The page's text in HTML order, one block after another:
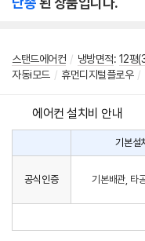
스탠드에어컨 / 냉방면적: 12평
자동i모드 / 휴먼디지털플로우 /
에어컨 설치비 안내
구
시
컨
설
기본설
공식인증 기본배관, 타